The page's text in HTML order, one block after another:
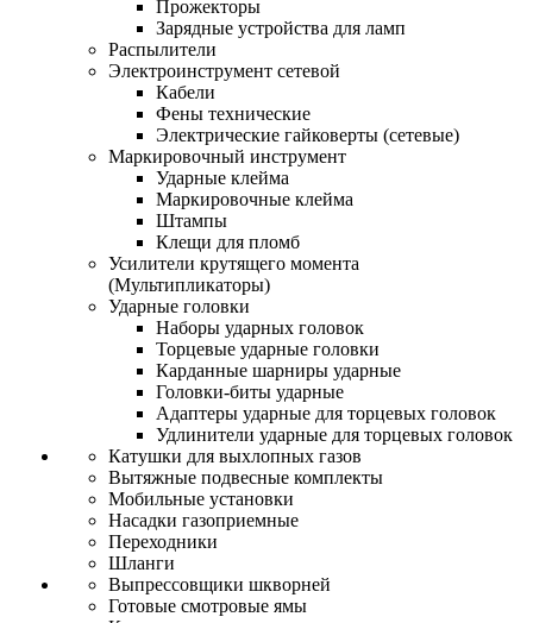
Прожекторы
Зарядные устройства для ламп
Распылители
Электроинструмент сетевой
Кабели
Фены технические
Электрические гайковерты (сетевые)
Маркировочный инструмент
Ударные клейма
Маркировочные клейма
Штампы
Клещи для пломб
Усилители крутящего момента
(Мультипликаторы)
Ударные головки
Наборы ударных головок
Торцевые ударные головки
Карданные шарниры ударные
Головки-биты ударные
Адаптеры ударные для торцевых головок
Удлинители ударные для торцевых головок
Катушки для выхлопных газов
Вытяжные подвесные комплекты
Мобильные установки
Насадки газоприемные
Переходники
Шланги
Выпрессовщики шкворней
Готовые смотровые ямы